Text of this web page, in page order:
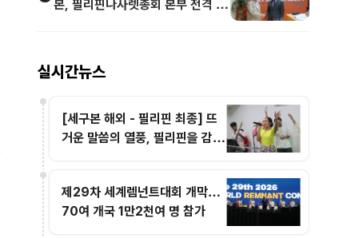
본, 필리핀나사렛총회 본부 전격 방
실시간뉴스
[세구본 해외 - 필리핀 최종] 뜨
거운 말씀의 열풍, 필리핀을 감동
제29차 세계렘넌트대회 개막…
70여 개국 1만2천여 명 참가